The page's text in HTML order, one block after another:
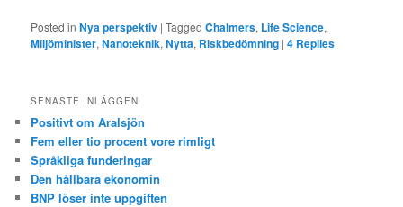
Posted in Nya perspektiv |Tagged Chalmers, Life Science,
Miljöminister,Nanoteknik,Nytta, Riskbedömning |4 Replies
SENASTE INLÄGGEN
Positivt om Aralsjön
Fem eller tio procent vore rimligt
Språkliga funderingar
Den hållbara ekonomin
BNP löser inte uppgiften